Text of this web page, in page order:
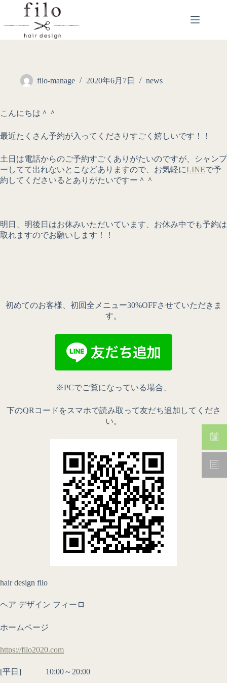
filo-manage 2020年6月7日 news
こんにちは＾＾
最近たくさん予約が入ってくださりすごく嬉しいです！！
土日は電話からのご予約すごくありがたいのですが、シャンプ
ーしてて出れないとこなどありますので、お気軽にLINEで予
約してくださいるとありがたいですー＾＾
明日、明後日はお休みいただいています、お休み中でも予約は
取れますのでお願いします！！
初めてのお客様、初回全メニュー30%OFFさせていただきま
す。
※PCでご覧になっている場合、
下のQRコードをスマホで読み取って友だち追加してくださ
い。
hair design filo
ヘア デザイン フィーロ
ホームページ
https://filo2020.com
[平日] 10:00～20:00